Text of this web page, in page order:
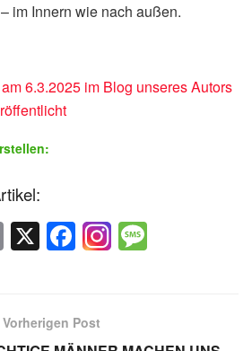
im Innern wie nach außen.
6.3.2025 im Blog unseres Autors
E X F
e
Vorherigen Post